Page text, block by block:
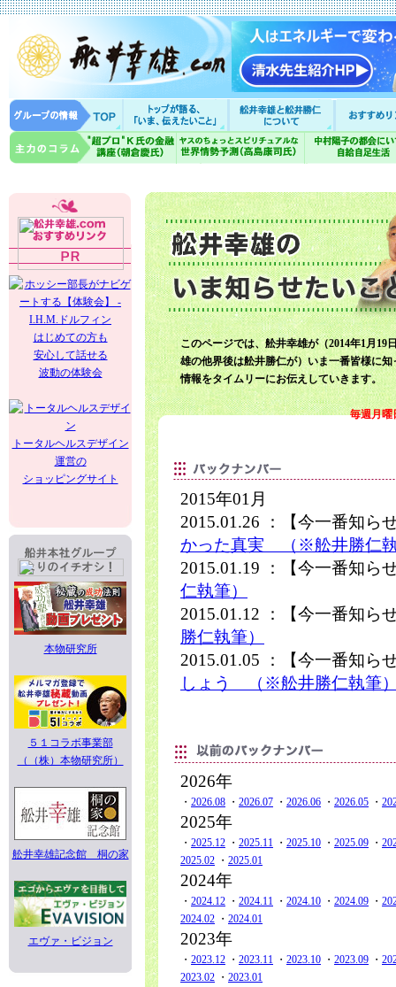
はじめての方も
安心して話せる
波動の体験会
トータルヘルスデザイン
運営の
ショッピングサイト
本物研究所
５１コラボ事業部
（（株）本物研究所）
舩井幸雄記念館 桐の家
エヴァ・ビジョン
このページでは、舩井幸雄が（2014年1月19
雄の他界後は舩井勝仁が）いま一番皆様に知
情報をタイムリーにお伝えしていきます。
毎週月曜
2015年01月
2015.01.26 ：【今一番知ら
かった真実 （※舩井勝仁
2015.01.19 ：【今一番知ら
仁執筆）
2015.01.12 ：【今一番知ら
勝仁執筆）
2015.01.05 ：【今一番知ら
しょう （※舩井勝仁執筆
2026年
・ 2026.08 ・ 2026.07 ・ 2026.06 ・ 2026.05 ・
2025年
・ 2025.12 ・ 2025.11 ・ 2025.10 ・ 2025.09 ・
2025.02 ・ 2025.01
2024年
・ 2024.12 ・ 2024.11 ・ 2024.10 ・ 2024.09 ・
2024.02 ・ 2024.01
2023年
・ 2023.12 ・ 2023.11 ・ 2023.10 ・ 2023.09 ・
2023.02 ・ 2023.01